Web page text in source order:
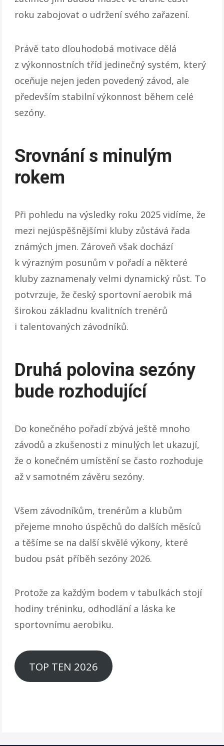
roku zabojovat o udržení svého zařazení.
Právě tato dlouhodobá motivace dělá
z výkonnostních tříd jedinečný systém, který
oceňuje nejen jeden povedený závod, ale
především stabilní výkonnost během celé
sezóny.
Srovnání s minulým
rokem
Při pohledu na výsledky roku 2025 vidíme, že
mezi nejúspěšnějšími kluby zůstává řada
známých jmen. Zároveň však dochází
k výrazným posunům v pořadí a některé
kluby zaznamenaly velmi dynamický růst. To
potvrzuje, že český sportovní aerobik má
širokou základnu kvalitních trenérů
i talentovaných závodníků.
Druhá polovina sezóny
bude rozhodující
Do konečného pořadí zbývá ještě mnoho
závodů a zkušenosti z minulých let ukazují,
že o konečném umístění se často rozhoduje
až v samotném závěru sezóny.
Všem závodníkům, trenérům a klubům
přejeme mnoho úspěchů do dalších měsíců
a těšíme se na další skvělé výkony, které
budou psát příběh sezóny 2026.
Protože za každým bodem v tabulkách stojí
hodiny tréninku, odhodlání a láska ke
sportovnímu aerobiku.
TOP TEN 2026